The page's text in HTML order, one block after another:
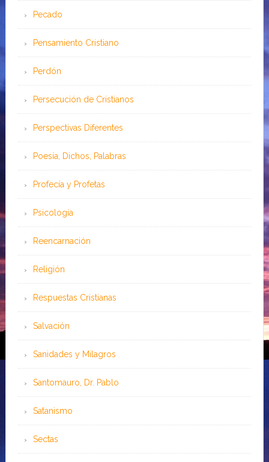
Pecado
Pensamiento Cristiano
Perdón
Persecución de Cristianos
Perspectivas Diferentes
Poesía, Dichos, Palabras
Profecía y Profetas
Psicología
Reencarnación
Religión
Respuestas Cristianas
Salvación
Sanidades y Milagros
Santomauro, Dr. Pablo
Satanismo
Sectas